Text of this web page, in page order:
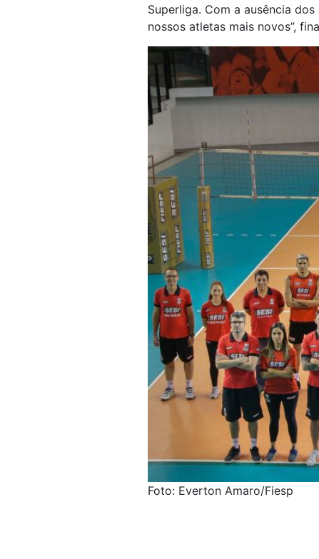
Superliga. Com a ausência
nossos atletas mais novos”,
Foto: Everton Amaro/Fiesp